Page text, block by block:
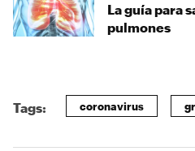
La guía para
pulmones
Tags: coronavirus